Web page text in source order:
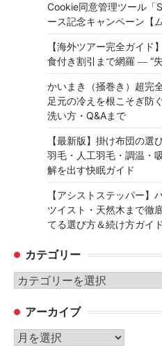
Cookie同意管理ツール「
ース記念キャンペーン【
【海外ツアー完全ガイド
食付き割引まで網羅 ― “
かいまき（掻巻き）超完
足元の冷えを根こそぎ防
洗い方・Q&Aまで
【最新版】掛け布団の選
羽毛・人工羽毛・調温・
解を出す快眠ガイド
【アシストステッパー】
ツイスト・天然木まで徹
てる選び方＆続け方ガイド
カテゴリー
カ
ゴ
リ
ー
アーカイブ
ア